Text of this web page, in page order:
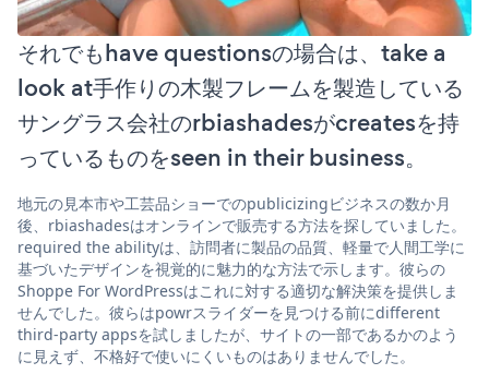
それでもhave questionsの場合は、take a
look at手作りの木製フレームを製造している
サングラス会社のrbiashadesがcreatesを持
っているものをseen in their business。
地元の見本市や工芸品ショーでのpublicizingビジネスの数か月
後、rbiashadesはオンラインで販売する方法を探していました。
required the abilityは、訪問者に製品の品質、軽量で人間工学に
基づいたデザインを視覚的に魅力的な方法で示します。彼らの
Shoppe For WordPressはこれに対する適切な解決策を提供しま
せんでした。彼らはpowrスライダーを見つける前にdifferent
third-party appsを試しましたが、サイトの一部であるかのよう
に見えず、不格好で使いにくいものはありませんでした。